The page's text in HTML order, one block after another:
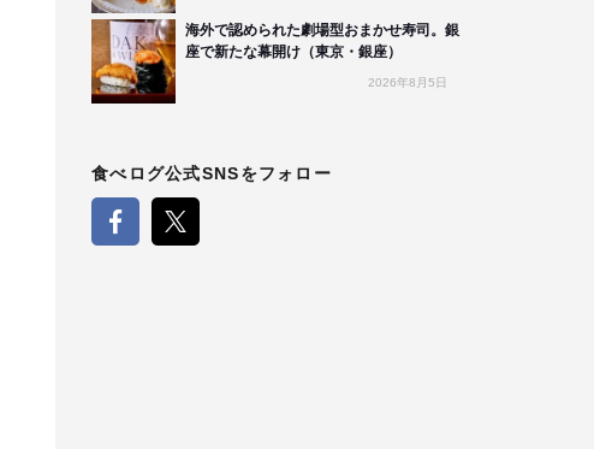
海外で認められた劇場型おまかせ寿司。銀
座で新たな幕開け（東京・銀座）
2026年8月5日
食べログ公式SNSをフォロー